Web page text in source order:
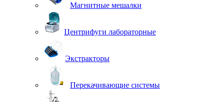
Магнитные мешалки
Центрифуги лабораторные
Экстракторы
Перекачивающие системы